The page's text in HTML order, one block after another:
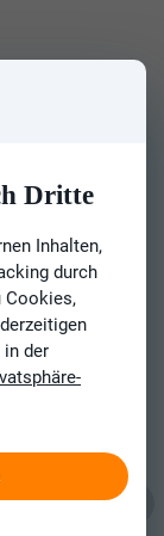
Dritte
Inhalten,
durch
Cookies,
der